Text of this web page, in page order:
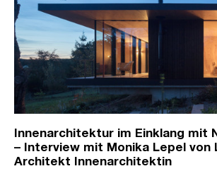
Innenarchitektur im Einklang mit
– Interview mit Monika Lepel von
Architekt Innenarchitektin